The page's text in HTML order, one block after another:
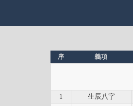
序 義項
1 生辰八字